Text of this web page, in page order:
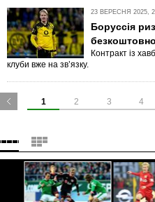
23 ВЕРЕСНЯ 2025,
Боруссія
безкоштовно
Контракт із
клуби вже на зв’язку.
1 2 3 4